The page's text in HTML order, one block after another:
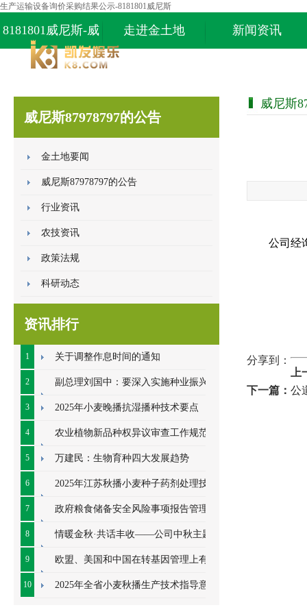
生产运输设备询价采购结果公示-8181801威尼斯
8181801威尼斯-威
尼斯87978797
走进金土地 新闻资讯
威尼斯87978797的公告
金土地要闻
威尼斯87978797的公告
行业资讯
农技资讯
政策法规
科研动态
资讯排行
1 关于调整作息时间的通知
2 副总理刘国中：要深入实施种业振兴行
动
3 2025年小麦晚播抗湿播种技术要点
4 农业植物新品种权异议审查工作规范
（试行）
5 万建民：生物育种四大发展趋势
6 2025年江苏秋播小麦种子药剂处理技术
7 政府粮食储备安全风险事项报告管理办
8 情暖金秋·共话丰收——公司中秋主题联
谊会顺利开展
9 欧盟、美国和中国在转基因管理上有何
差异
10 2025年全省小麦秋播生产技术指导意见
威尼斯
公司经
分享到：
下一篇： 公